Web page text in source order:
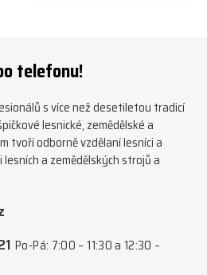
#firewoodproduction
telefonu!
s více než desetiletou tradicí
lesnické, zemědělské a
tvoří odborně vzdělaní lesníci a
a zemědělských strojů a
Po-Pá: 7:00 – 11:30 a 12:30 –